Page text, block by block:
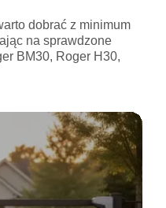
dobrać z minimum
na sprawdzone
BM30, Roger H30,